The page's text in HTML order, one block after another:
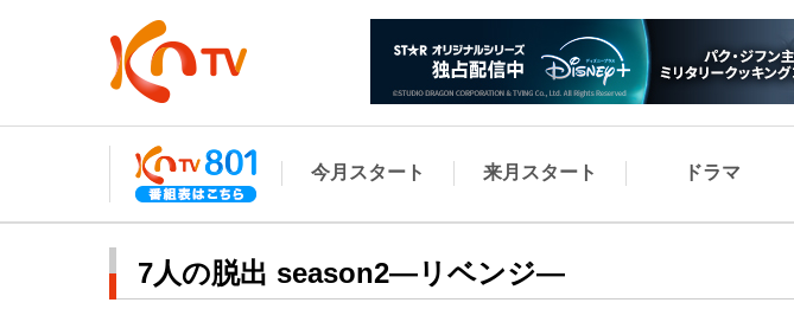
今月スタート 来月スタート ドラマ
7人の脱出 season2―リベンジ―